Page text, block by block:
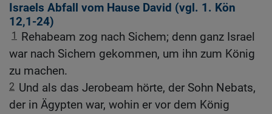
Israels Abfall vom Hause David (vgl. 1. Kön
12,1-24)
1
Rehabeam zog nach Sichem; denn ganz Israel
war nach Sichem gekommen, um ihn zum König
zu machen.
2 Und als das Jerobeam hörte, der Sohn Nebats,
der in Ägypten war, wohin er vor dem König